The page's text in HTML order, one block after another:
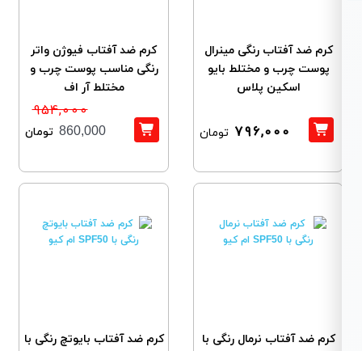
کرم ضد آفتاب رنگی مینرال
پوست چرب و مختلط بایو
اسکین پلاس
796,000 تومان
کرم ضد آفتاب فیوژن واتر
رنگی مناسب پوست چرب و
مختلط آر اف
954,000
860,000 تومان
کرم ضد آفتاب نرمال رنگی با
کرم ضد آفتاب بایوتچ رنگی با